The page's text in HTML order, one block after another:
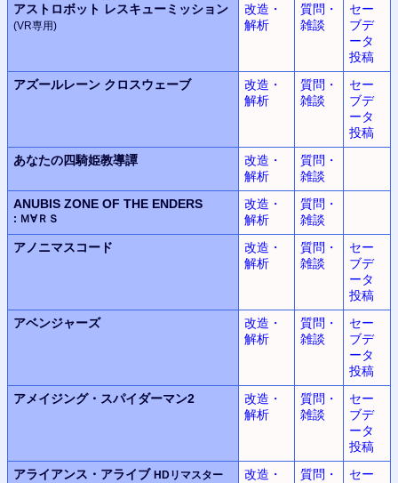
アストロボット レスキューミッション
(VR専用)
改造・
解析
質問・
雑談
セー
ブデ
ータ
投稿
アズールレーン クロスウェーブ
改造・
解析
質問・
雑談
セー
ブデ
ータ
投稿
あなたの四騎姫教導譚
改造・
解析
質問・
雑談
ANUBIS ZONE OF THE ENDERS
: Ｍ∀ＲＳ
改造・
解析
質問・
雑談
アノニマスコード
改造・
解析
質問・
雑談
セー
ブデ
ータ
投稿
アベンジャーズ
改造・
解析
質問・
雑談
セー
ブデ
ータ
投稿
アメイジング・スパイダーマン2
改造・
解析
質問・
雑談
セー
ブデ
ータ
投稿
アライアンス・アライブ HDリマスター
改造・
質問・
セー